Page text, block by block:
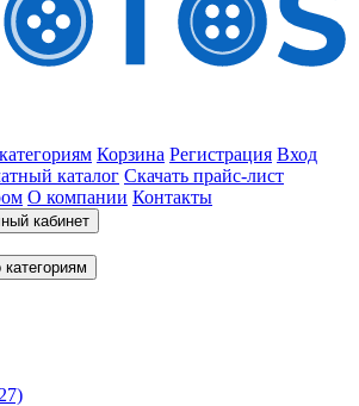
Корзина Регистрация Вход
каталог Скачать прайс-лист
О компании Контакты
кабинет
категориям